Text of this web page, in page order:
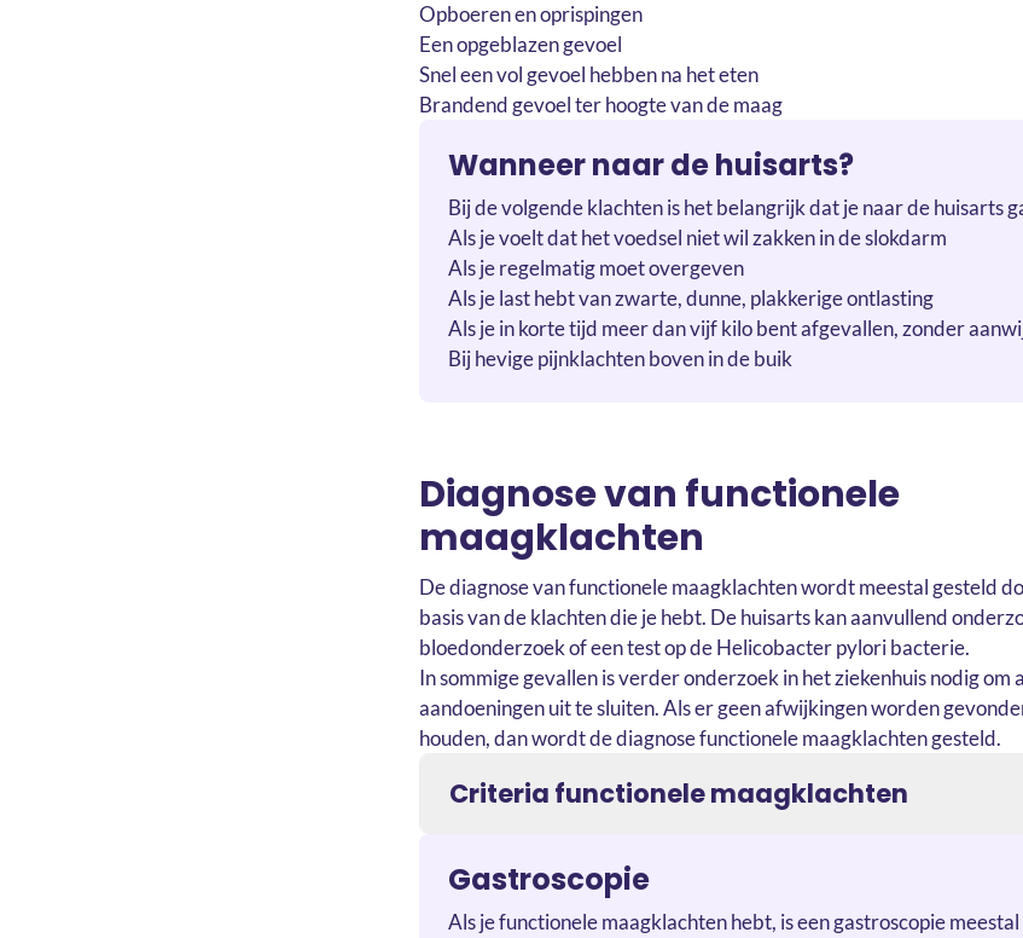
Opboeren en oprispingen
Een opgeblazen gevoel
Snel een vol gevoel hebben na het eten
Brandend gevoel ter hoogte van de maag
Wanneer naar de huisarts?
Bij de volgende klachten is het belangrijk dat je naar de huisarts
Als je voelt dat het voedsel niet wil zakken in de slokdarm
Als je regelmatig moet overgeven
Als je last hebt van zwarte, dunne, plakkerige ontlasting
Als je in korte tijd meer dan vijf kilo bent afgevallen, zonder
Bij hevige pijnklachten boven in de buik
Diagnose van functionele
maagklachten
De diagnose van functionele maagklachten wordt meestal gesteld
basis van de klachten die je hebt. De huisarts kan aanvullend
bloedonderzoek of een test op de Helicobacter pylori bacterie.
In sommige gevallen is verder onderzoek in het ziekenhuis nodig om
aandoeningen uit te sluiten. Als er geen afwijkingen worden
houden, dan wordt de diagnose functionele maagklachten gesteld.
Criteria functionele maagklachten
Gastroscopie
Als je functionele maagklachten hebt, is een gastroscopie